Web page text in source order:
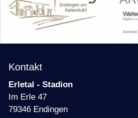
Kontakt
Erletal - Stadion
Im Erle 47
79346 Endingen